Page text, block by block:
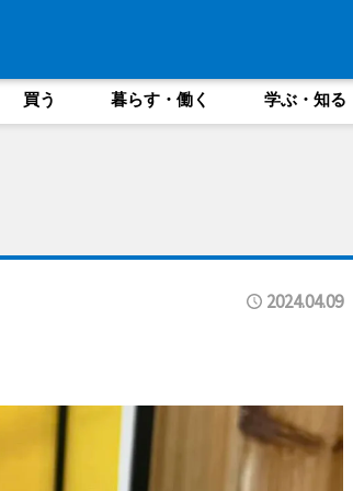
買う 暮らす・働く 学ぶ・知る
2024.04.09